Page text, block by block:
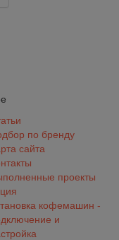
по бренду
сайта
проекты
кофемашин -
и